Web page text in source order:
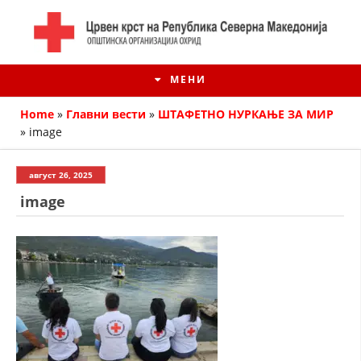
МЕНИ
ИСТОРИЈАТ НА ЦКРМ
ИСТОРИЈАТ НА ДВИЖЕЊЕТО
Home » Главни вести » ШТАФЕТНО НУРКАЊЕ ЗА МИР
» image
август 26, 2025
image